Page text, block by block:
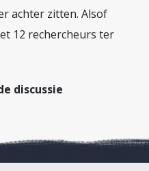
achter zitten. Alsof
12 rechercheurs ter
discussie